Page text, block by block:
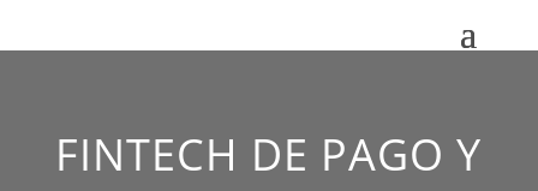
FINTECH DE PAGO Y